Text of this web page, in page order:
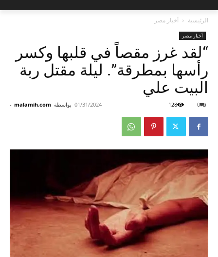
الرئيسية أخبار مصر
أخبار مصر
“لقد غرز مقصاً في قلبها وكسر
رأسها بمطرقة”. ليلة مقتل ربة
البيت علي
بواسطة malamih.com
- 01/31/2024 0
128